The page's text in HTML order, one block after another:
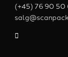
(+45) 76 90 50